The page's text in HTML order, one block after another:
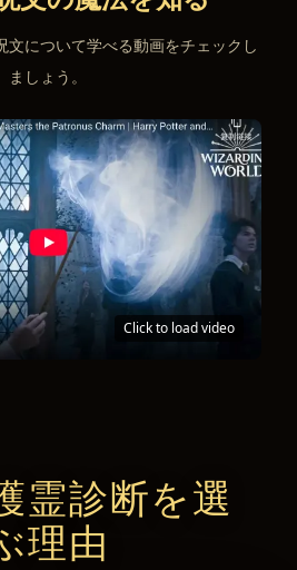
文について学べる動画をチェックし
ましょう。
Click to load video
霊診断を選
理由